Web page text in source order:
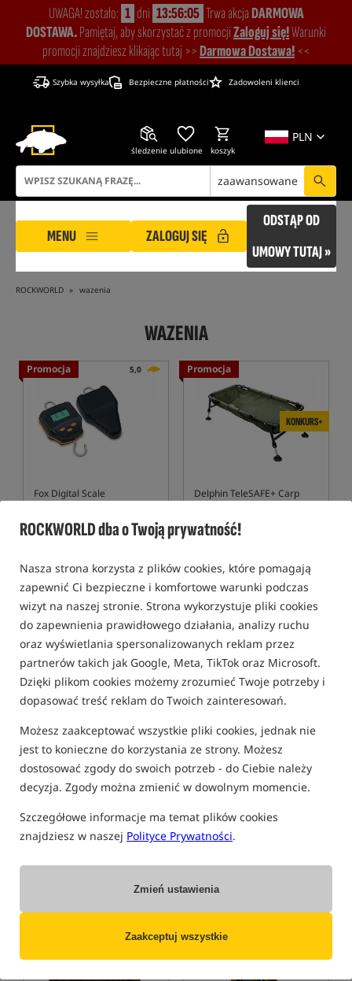
ROCKWORLD dba o Twoją prywatność!
Nasza strona korzysta z plików cookies, które pomagają
zapewnić Ci bezpieczne i komfortowe warunki podczas
wizyt na naszej stronie. Strona wykorzystuje pliki cookies
do zapewnienia prawidłowego działania, analizy ruchu
oraz wyświetlania spersonalizowanych reklam przez
partnerów takich jak Google, Meta, TikTok oraz Microsoft.
Dzięki plikom cookies możemy zrozumieć Twoje potrzeby i
dopasować treść reklam do Twoich zainteresowań.
Możesz zaakceptować wszystkie pliki cookies, jednak nie
jest to konieczne do korzystania ze strony. Możesz
dostosować zgody do swoich potrzeb - do Ciebie należy
decyzja. Zgody można zmienić w dowolnym momencie.
Szczegółowe informacje ma temat plików cookies
znajdziesz w naszej Polityce Prywatności.
Zmień ustawienia
Zaakceptuj wszystkie
UWAGA! zostało: 1 dni 13:56:04 Trwa akcjaDARMOWA
DOSTAWA.Pamiętaj, aby skorzystać z promocjiZaloguj się!Warunki
promocji znajdziesz klikając tutaj >>Darmowa Dostawa! <<
Szybka wysyłka Bezpieczne płatności Zadowoleni klienci
PLN
śledzenie ulubione koszyk
zaawansowane
MENU ZALOGUJ SIĘ
ODSTĄP OD
UMOWY TUTAJ »
ROCKWORLD wazenia
WAZENIA
Promocja 5,0
Fox Digital Scale
434,99
584,99
Min. cena z 30 dni przed
obniżką: 434.99
KUP
Promocja
KONKURS+
Delphin TeleSAFE+ Carp
Cradle
324,99
Cena kat.: 355,09
Min. cena z 30 dni przed
obniżką: 324.99
KUP
Promocja 5,0
Mivardi Weigh Sling
Premium
84,99PLN
Min. cena z 30 dni przed
Bestseller!
Reuben Heaton Poland
Scale 50 kg Limited Edition
389,99
Bestseller!